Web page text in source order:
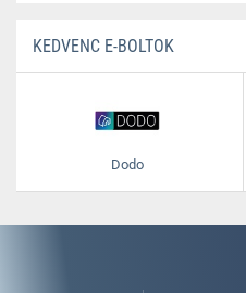
KEDVENC E-BOLTOK
Dodo